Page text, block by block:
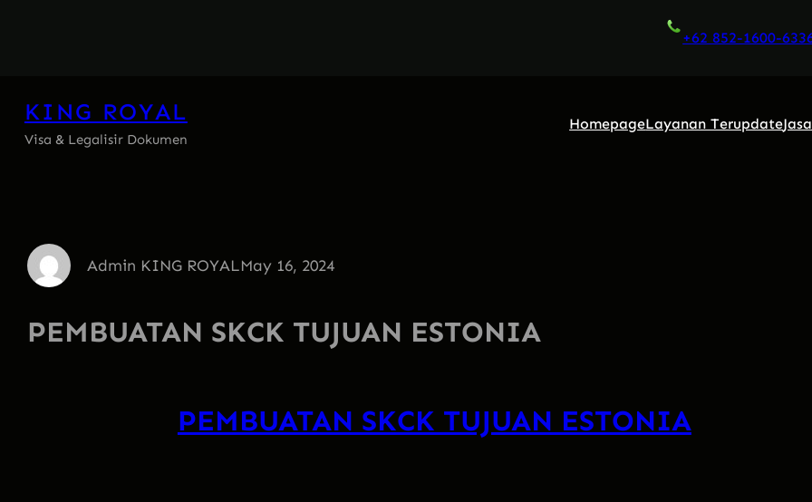
+62 852-1600-
KING ROYAL
Visa & Legalisir Dokumen
HomepageLayanan Terupdate
Admin KING ROYALMay 16, 2024
PEMBUATAN SKCK TUJUAN ESTONIA
PEMBUATAN SKCK TUJUAN ESTONIA